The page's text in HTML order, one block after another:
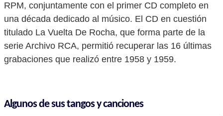
RPM, conjuntamente con el primer CD completo en
una década dedicado al músico. El CD en cuestión
titulado La Vuelta De Rocha, que forma parte de la
serie Archivo RCA, permitió recuperar las 16 últimas
grabaciones que realizó entre 1958 y 1959.
Algunos de sus tangos y canciones